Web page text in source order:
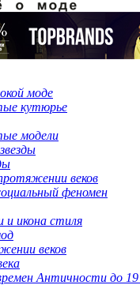
моде
кутюрье
модели
веков
феномен
и икона стиля
веков
Античности до 19